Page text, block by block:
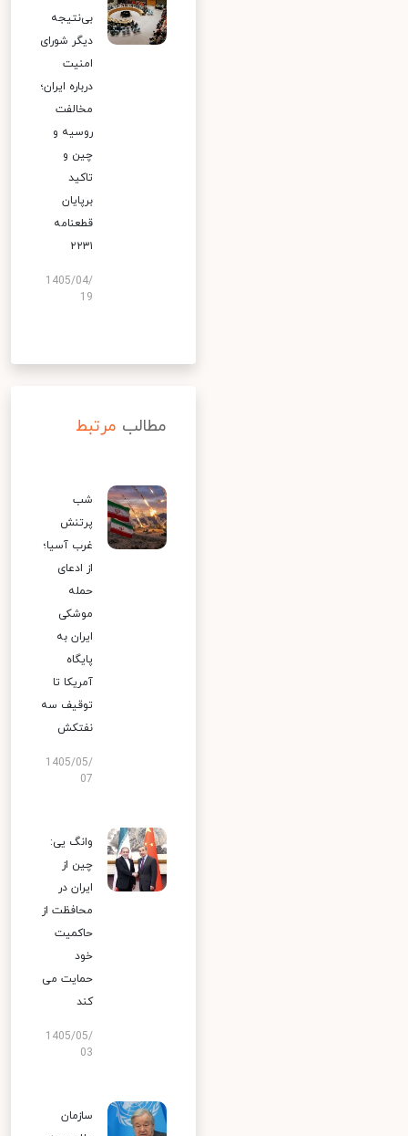
بی‌نتیجه
دیگر شورای
امنیت
درباره ایران؛
مخالفت
روسیه و
چین و
تاکید
برپایان
قطعنامه
۲۲۳۱
1405/04/
19
مطالب مرتبط
شب
پرتنش
غرب آسیا؛
از ادعای
حمله
موشکی
ایران به
پایگاه
آمریکا تا
توقیف سه
نفتکش
1405/05/
07
وانگ یی:
چین از
ایران در
محافظت از
حاکمیت
خود
حمایت می
کند
1405/05/
03
سازمان